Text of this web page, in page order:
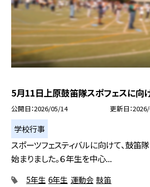
5月11日上原鼓笛隊スポフェスに向
公開日 2026/05/14 更新日
学校行事
スポーツフェスティバルに向けて、鼓
始まりました。６年生を中心...
5年生 6年生 運動会 鼓笛